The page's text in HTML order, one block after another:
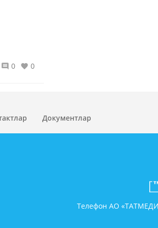
0 0
Документлар
Телефон АО